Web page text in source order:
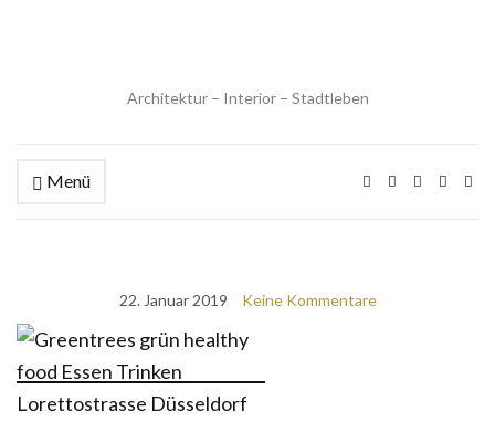
Architektur – Interior – Stadtleben
Menü
22. Januar 2019 Keine Kommentare